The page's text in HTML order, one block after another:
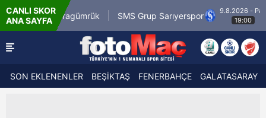
CANLI SKOR
ANA SAYFA
Karagümrük SMS Grup Sarıyerspor
9.8.2026 - Paz
19:00
SON EKLENENLER BEŞİKTAŞ FENERBAHÇE GALATASARAY